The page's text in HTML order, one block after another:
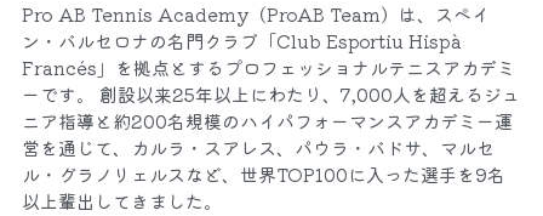
Pro AB Tennis Academy（ProAB Team）は、スペイ
ン・バルセロナの名門クラブ「Club Esportiu Hispà
Francés」を拠点とするプロフェッショナルテニスアカデミ
ーです。 創設以来25年以上にわたり、7,000人を超えるジュ
ニア指導と約200名規模のハイパフォーマンスアカデミー運
営を通じて、カルラ・スアレス、パウラ・バドサ、マルセ
ル・グラノリェルスなど、世界TOP100に入った選手を9名
以上輩出してきました。